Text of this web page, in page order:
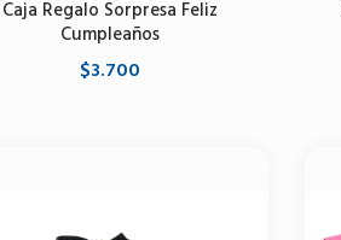
Caja Regalo Sorpresa Feliz
Cumpleaños
$3.700